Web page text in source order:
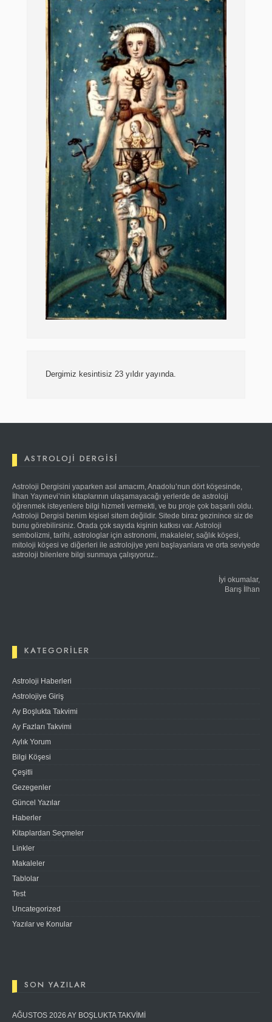
Dergimiz kesintisiz 23 yıldır yayında.
ASTROLOJI DERGISI
Astroloji Dergisini yaparken asıl amacım, Anadolu’nun dört köşesinde,
İlhan Yayınevi’nin kitaplarının ulaşamayacağı yerlerde de astroloji
öğrenmek isteyenlere bilgi hizmeti vermekti, ve bu proje çok başarılı oldu.
Astroloji Dergisi benim kişisel sitem değildir. Sitede biraz gezinince siz de
bunu görebilirsiniz. Orada çok sayıda kişinin katkısı var. Astroloji
sembolizmi, tarihi, astrologlar için astronomi, makaleler, sağlık köşesi,
mitoloji köşesi ve diğerleri ile astrolojiye yeni başlayanlara ve orta seviyede
astroloji bilenlere bilgi sunmaya çalışıyoruz..
İyi okumalar,
Barış İlhan
KATEGORILER
Astroloji Haberleri
Astrolojiye Giriş
Ay Boşlukta Takvimi
Ay Fazları Takvimi
Aylık Yorum
Bilgi Köşesi
Çeşitli
Gezegenler
Güncel Yazılar
Haberler
Kitaplardan Seçmeler
Linkler
Makaleler
Tablolar
Test
Uncategorized
Yazılar ve Konular
SON YAZILAR
AĞUSTOS 2026 AY BOŞLUKTA TAKVİMİ